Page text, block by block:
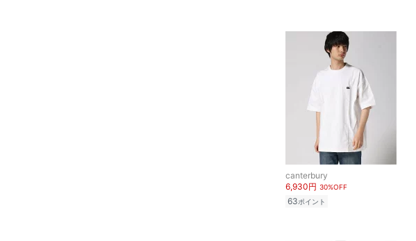
canterbury
6,930円 30%OFF
63ポイント